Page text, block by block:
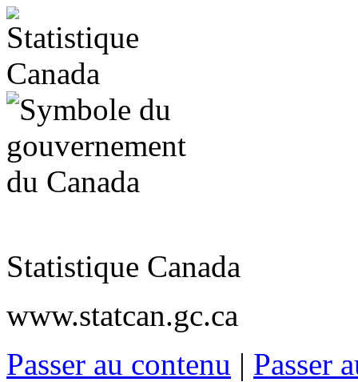
Statistique Canada
www.statcan.gc.ca
Passer au contenu | Passer